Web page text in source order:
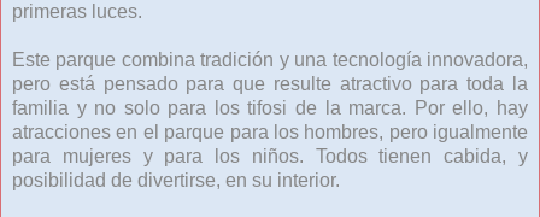
primeras luces.
Este parque combina tradición y una tecnología innovadora,
pero está pensado para que resulte atractivo para toda la
familia y no solo para los tifosi de la marca. Por ello, hay
atracciones en el parque para los hombres, pero igualmente
para mujeres y para los niños. Todos tienen cabida, y
posibilidad de divertirse, en su interior.